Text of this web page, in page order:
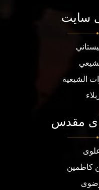
سایت
الشيعية
مقدس
کاظمین